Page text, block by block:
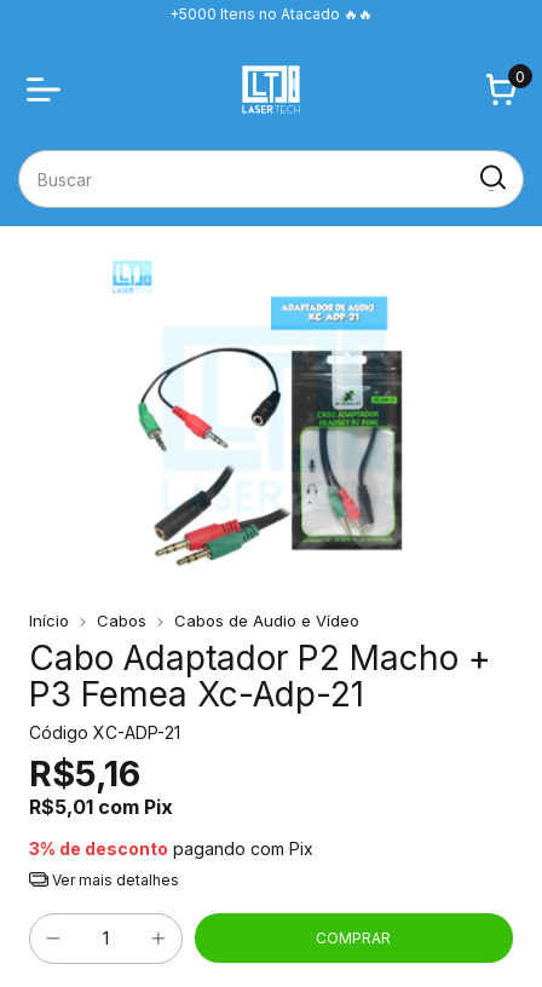
+5000 Itens no Atacado 🔥🔥
0
Início Cabos Cabos de Audio e Vídeo
Cabo Adaptador P2 Macho +
P3 Femea Xc-Adp-21
Código XC-ADP-21
R$5,16
R$5,01 com Pix
3% de desconto pagando com Pix
Ver mais detalhes